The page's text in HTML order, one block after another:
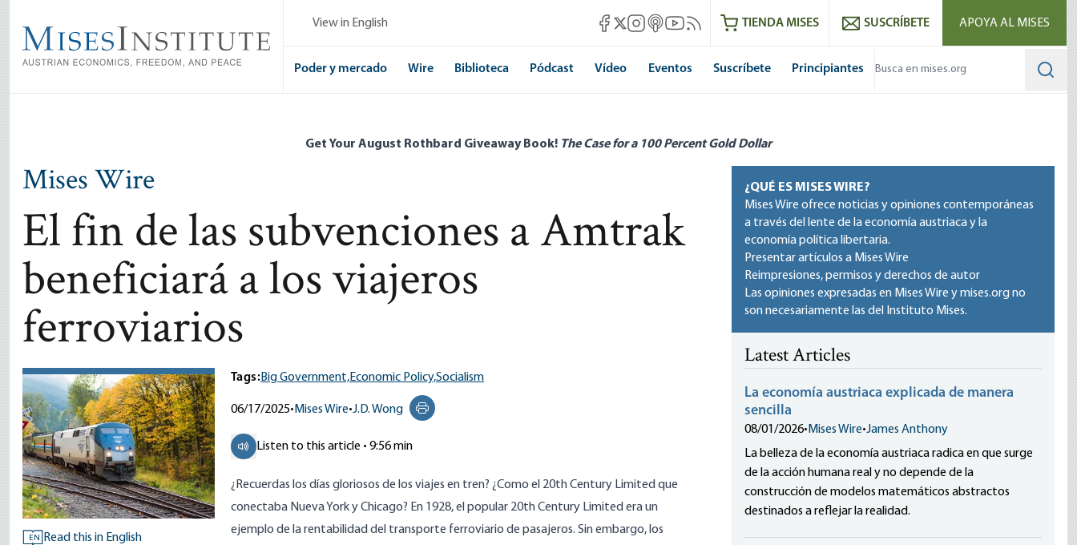
main
content
View in English Mises Facebook
Mises X
Mises Instagram
Mises itunes
Mises Youtube
Mises RSS feedTIENDA MISES SUSCRÍBETE APOYA AL MISES
Poder y mercado Wire Biblioteca Pódcast Vídeo Eventos Suscríbete Principiantes
Get Your August Rothbard Giveaway Book! The Case for a 100 Percent Gold Dollar
Mises Wire
El fin de las subvenciones a Amtrak
beneficiará a los viajeros
ferroviarios
EN Read this in English
Tags:Big Government,Economic Policy,Socialism
06/17/2025• Mises Wire•J.D. Wong
Print this page
Listen to this article • 9:56 min
¿Recuerdas los días gloriosos de los viajes en tren? ¿Como el 20th Century Limited que
conectaba Nueva York y Chicago? En 1928, el popular 20th Century Limited era un
ejemplo de la rentabilidad del transporte ferroviario de pasajeros. Sin embargo, los
¿QUÉ ES MISES WIRE?
Mises Wire ofrece noticias y opiniones contemporáneas
a través del lente de la economía austriaca y la
economía política libertaria.
Presentar artículos a Mises Wire
Reimpresiones, permisos y derechos de autor
Las opiniones expresadas en Mises Wire y mises.org no
son necesariamente las del Instituto Mises.
Latest Articles
La economía austriaca explicada de manera
sencilla
08/01/2026• Mises Wire•James Anthony
La belleza de la economía austriaca radica en que surge
de la acción humana real y no depende de la
construcción de modelos matemáticos abstractos
destinados a reflejar la realidad.